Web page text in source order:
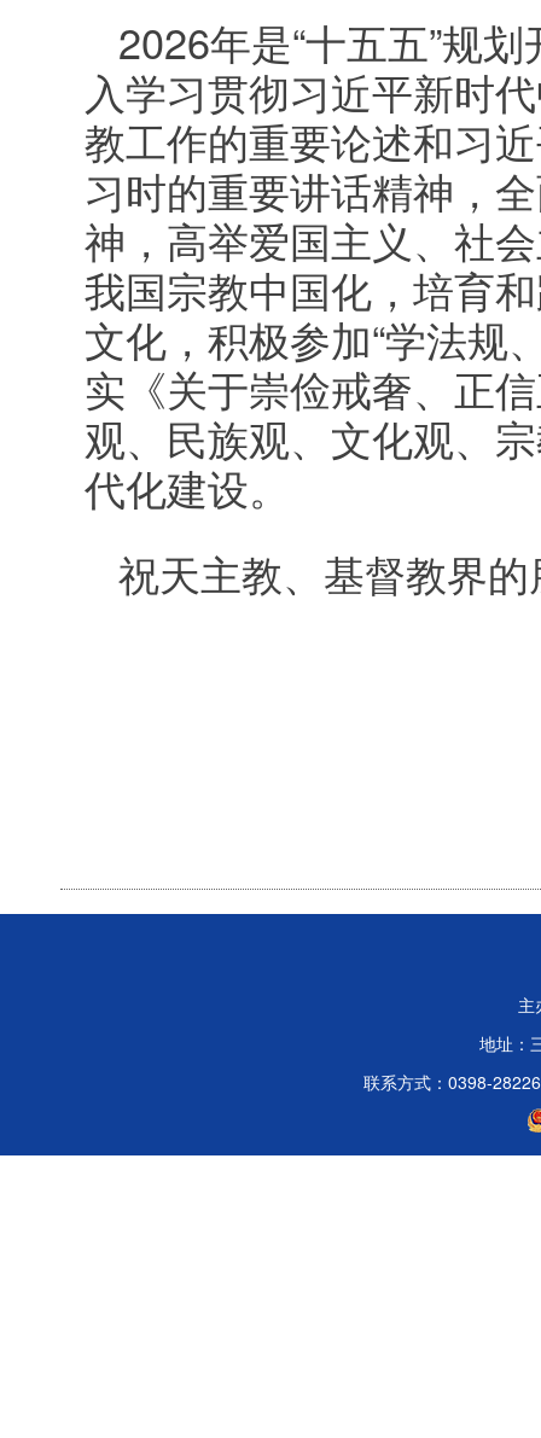
2026年是“十五五”规
入学习贯彻习近平新时
教工作的重要论述和习
习时的重要讲话精神，
神，高举爱国主义、社
我国宗教中国化，培育
文化，积极参加“学法规
实《关于崇俭戒奢、正
观、民族观、文化观、
代化建设。
祝天主教、基督教界
主
地址：
联系方式：0398-